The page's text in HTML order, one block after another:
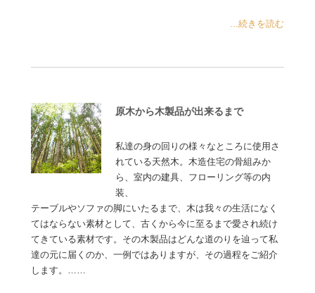
...続きを読む
原木から木製品が出来るまで
私達の身の回りの様々なところに使用さ
れている天然木。木造住宅の骨組みか
ら、室内の建具、フローリング等の内
装、
テーブルやソファの脚にいたるまで、木は我々の生活になく
てはならない素材として、古くから今に至るまで愛され続け
てきている素材です。その木製品はどんな道のりを辿って私
達の元に届くのか、一例ではありますが、その過程をご紹介
します。……